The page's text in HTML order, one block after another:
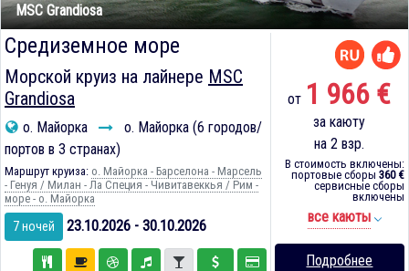
MSC Grandiosa
Средиземное море
Морской круиз на лайнере MSC
Grandiosa
о. Майорка
о. Майорка (6 городов/
портов в 3 странах)
Маршрут круиза: о. Майорка - Барселона - Марсель
- Генуя / Милан - Ла Специя - Чивитавеккья / Рим -
море - о. Майорка
7 ночей 23.10.2026 - 30.10.2026
от 1 966 €
за каюту
на 2 взр.
В стоимость включены:
портовые сборы 360 €
сервисные сборы
включены
все каюты
Подробнее